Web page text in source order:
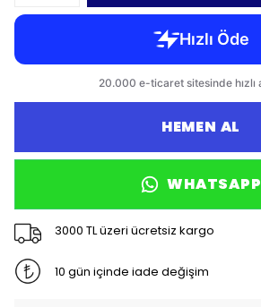
HEMEN AL
WHATSAPP
3000 TL üzeri ücretsiz kargo
10 gün içinde iade değişim